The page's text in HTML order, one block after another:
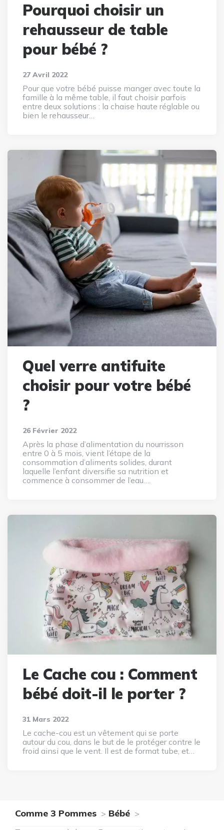
Pourquoi choisir un
rehausseur de table
pour bébé ?
27 Avril 2022
Pour que votre bébé puisse manger avec toute la
famille à la même table, il faut choisir parfois
entre deux solutions : la chaise haute réglable ou
bien le rehausseur…
Quel verre antifuite
choisir pour votre bébé
?
26 Février 2022
Après la phase d’alimentation du nourrisson
entre 0 à 5 mois, vient l’étape de la
consommation d’aliments solides, durant
laquelle l’enfant diversifie sa nutrition et
commence à consommer de l’eau….
Le Cache cou : Comment
bébé doit-il le porter ?
31 Mars 2022
Le cache-cou est un vêtement qui se porte
autour du cou, dans le but de le protéger contre le
froid ainsi que le vent. Il est de format tube, et…
Comme 3 Pommes Bébé